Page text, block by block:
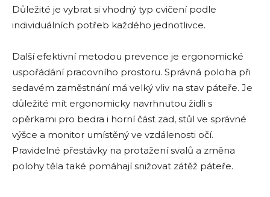
Důležité je vybrat si vhodný typ cvičení podle
individuálních potřeb každého jednotlivce.
Další efektivní metodou prevence je ergonomické
uspořádání pracovního prostoru. Správná poloha při
sedavém zaměstnání má velký vliv na stav páteře. Je
důležité mít ergonomicky navrhnutou židli s
opěrkami pro bedra i horní část zad, stůl ve správné
výšce a monitor umístěný ve vzdálenosti očí.
Pravidelné přestávky na protažení svalů a změna
polohy těla také pomáhají snižovat zátěž páteře.